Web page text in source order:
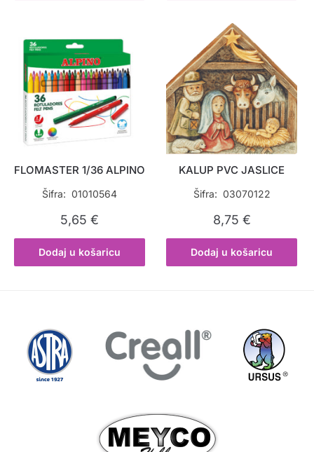
FLOMASTER 1/36 ALPINO
Šifra: 01010564
5,65€
Dodaj u košaricu
KALUP PVC JASLICE
Šifra: 03070122
8,75 €
Dodaj u košaricu